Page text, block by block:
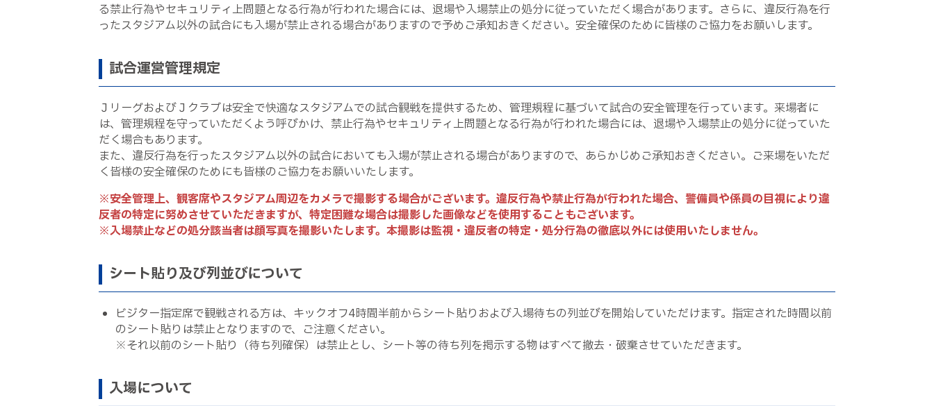
る禁止行為やセキュリティ上問題となる行為が行われた場合には、退場や入場禁止の処分に従っていただく場合があります。さらに、違反行為を行
ったスタジアム以外の試合にも入場が禁止される場合がありますので予めご承知おきください。安全確保のために皆様のご協力をお願いします。
試合運営管理規定
ＪリーグおよびＪクラブは安全で快適なスタジアムでの試合観戦を提供するため、管理規程に基づいて試合の安全管理を行っています。来場者に
は、管理規程を守っていただくよう呼びかけ、禁止行為やセキュリティ上問題となる行為が行われた場合には、退場や入場禁止の処分に従っていた
だく場合もあります。
また、違反行為を行ったスタジアム以外の試合においても入場が禁止される場合がありますので、あらかじめご承知おきください。ご来場をいただ
く皆様の安全確保のためにも皆様のご協力をお願いいたします。
※安全管理上、観客席やスタジアム周辺をカメラで撮影する場合がございます。違反行為や禁止行為が行われた場合、警備員や係員の目視により違
反者の特定に努めさせていただきますが、特定困難な場合は撮影した画像などを使用することもございます。
※入場禁止などの処分該当者は顔写真を撮影いたします。本撮影は監視・違反者の特定・処分行為の徹底以外には使用いたしません。
シート貼り及び列並びについて
ビジター指定席で観戦される方は、キックオフ4時間半前からシート貼りおよび入場待ちの列並びを開始していただけます。指定された時間以前
のシート貼りは禁止となりますので、ご注意ください。
※それ以前のシート貼り（待ち列確保）は禁止とし、シート等の待ち列を掲示する物はすべて撤去・破棄させていただきます。
入場について